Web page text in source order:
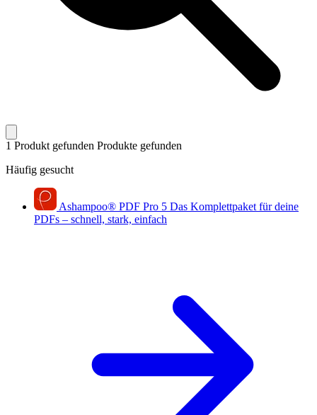
1 Produkt gefunden Produkte gefunden
Häufig gesucht
Ashampoo® PDF Pro 5 Das Komplettpaket für deine
PDFs – schnell, stark, einfach